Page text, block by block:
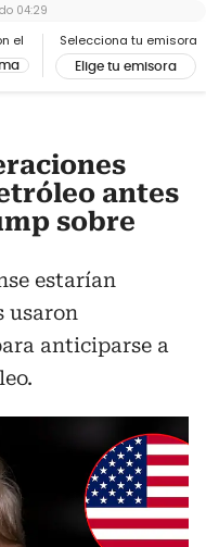
el Selecciona tu emisora
Elige tu emisora
04:29
antes
sobre
estarían
usaron
anticiparse a